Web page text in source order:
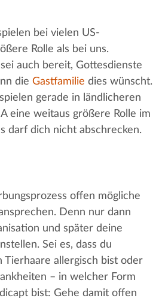
bei vielen US-
Rolle als bei uns.
auch bereit, Gottesdienste
die Gastfamilie dies wünscht.
gerade in ländlicheren
eine weitaus größere Rolle im
darf dich nicht abschrecken.
offen mögliche
Denn nur dann
und später deine
Sei es, dass du
Tierhaare allergisch bist oder
– in welcher Form
bist: Gehe damit offen